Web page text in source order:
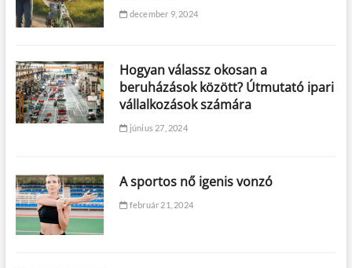
december 9, 2024
Hogyan válassz okosan a
beruházások között? Útmutató ipari
vállalkozások számára
június 27, 2024
A sportos nő igenis vonzó
február 21, 2024